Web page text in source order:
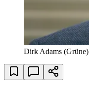
Dirk Adams (Grüne)